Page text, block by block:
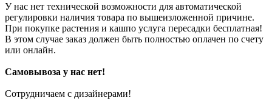
У нас нет технической возможности для автоматической
регулировки наличия товара по вышеизложенной причине.
При покупке растения и кашпо услуга пересадки бесплатная!
В этом случае заказ должен быть полностью оплачен по счету
или онлайн.
Самовывоза у нас нет!
Сотрудничаем с дизайнерами!